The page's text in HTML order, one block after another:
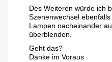
Des Weiteren würde ich
Szenenwechsel
Lampen nacheinander
überblenden.
Geht das?
Danke im Voraus